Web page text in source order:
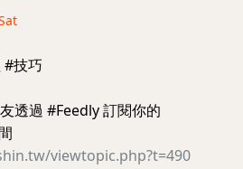
#技巧
透過 #Feedly 訂閱你的
viewtopic.php?t=490